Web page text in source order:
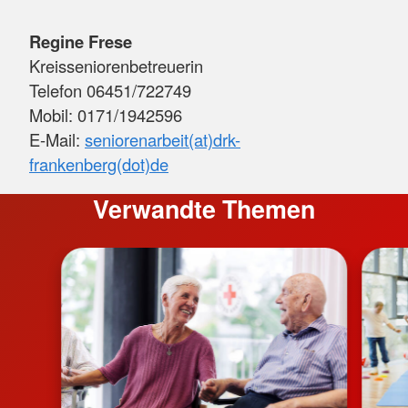
Regine Frese
Kreisseniorenbetreuerin
Telefon 06451/722749
Mobil: 0171/1942596
E-Mail: seniorenarbeit(at)drk-
frankenberg(dot)de
Verwandte Themen